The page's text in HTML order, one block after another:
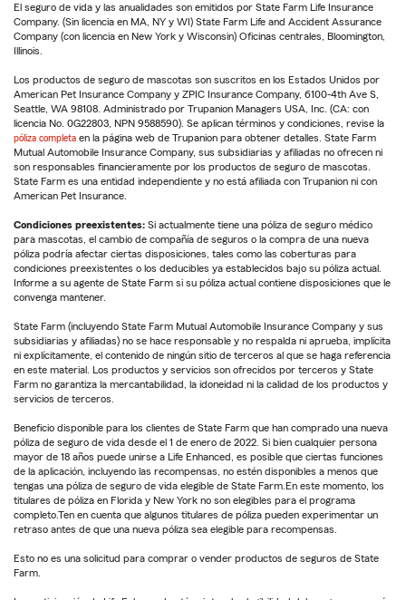
El seguro de vida y las anualidades son emitidos por State Farm Life Insurance
Company. (Sin licencia en MA, NY y WI) State Farm Life and Accident Assurance
Company (con licencia en New York y Wisconsin) Oficinas centrales, Bloomington,
Illinois.
Los productos de seguro de mascotas son suscritos en los Estados Unidos por
American Pet Insurance Company y ZPIC Insurance Company, 6100-4th Ave S,
Seattle, WA 98108. Administrado por Trupanion Managers USA, Inc. (CA: con
licencia No. 0G22803, NPN 9588590). Se aplican términos y condiciones, revise la
póliza completa en la página web de Trupanion para obtener detalles. State Farm
Mutual Automobile Insurance Company, sus subsidiarias y afiliadas no ofrecen ni
son responsables financieramente por los productos de seguro de mascotas.
State Farm es una entidad independiente y no está afiliada con Trupanion ni con
American Pet Insurance.
Condiciones preexistentes: Si actualmente tiene una póliza de seguro médico
para mascotas, el cambio de compañía de seguros o la compra de una nueva
póliza podría afectar ciertas disposiciones, tales como las coberturas para
condiciones preexistentes o los deducibles ya establecidos bajo su póliza actual.
Informe a su agente de State Farm si su póliza actual contiene disposiciones que le
convenga mantener.
State Farm (incluyendo State Farm Mutual Automobile Insurance Company y sus
subsidiarias y afiliadas) no se hace responsable y no respalda ni aprueba, implícita
ni explícitamente, el contenido de ningún sitio de terceros al que se haga referencia
en este material. Los productos y servicios son ofrecidos por terceros y State
Farm no garantiza la mercantabilidad, la idoneidad ni la calidad de los productos y
servicios de terceros.
Beneficio disponible para los clientes de State Farm que han comprado una nueva
póliza de seguro de vida desde el 1 de enero de 2022. Si bien cualquier persona
mayor de 18 años puede unirse a Life Enhanced, es posible que ciertas funciones
de la aplicación, incluyendo las recompensas, no estén disponibles a menos que
tengas una póliza de seguro de vida elegible de State Farm.En este momento, los
titulares de póliza en Florida y New York no son elegibles para el programa
completo.Ten en cuenta que algunos titulares de póliza pueden experimentar un
retraso antes de que una nueva póliza sea elegible para recompensas.
Esto no es una solicitud para comprar o vender productos de seguros de State
Farm.